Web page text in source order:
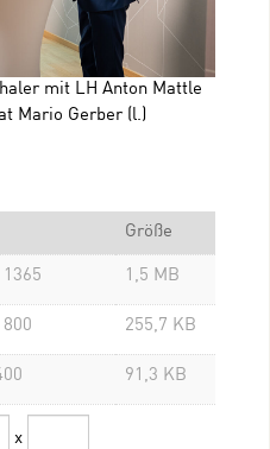
mit LH Anton Mattle
Mario Gerber (l.)
Größe
1365 1,5 MB
800 255,7 KB
91,3 KB
x